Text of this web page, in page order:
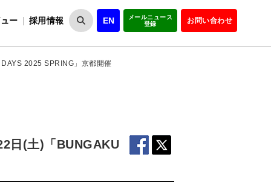
ー 採用情報 EN
メールニュース
登録
お問い合わせ
2025 SPRING」京都開催
日(土)「BUNGAKU